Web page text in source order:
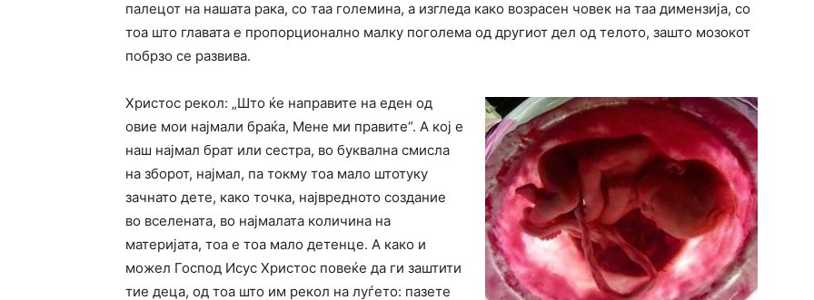
палецот на нашата рака, со таа големина, а изгледа како возрасен човек на таа димензија, со
тоа што главата е пропорционално малку поголема од другиот дел од телото, зашто мозокот
побрзо се развива.
Христос рекол: „Што ќе направите на еден од
овие мои најмали браќа, Мене ми правите“. А кој е
наш најмал брат или сестра, во буквална смисла
на зборот, најмал, па токму тоа мало штотуку
зачнато дете, како точка, највредното создание
во вселената, во најмалата количина на
материјата, тоа е тоа мало детенце. А како и
можел Господ Исус Христос повеќе да ги заштити
тие деца, од тоа што им рекол на луѓето: пазете